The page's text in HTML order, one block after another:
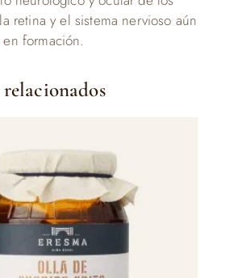
retina y el sistema nervioso aún
formación.